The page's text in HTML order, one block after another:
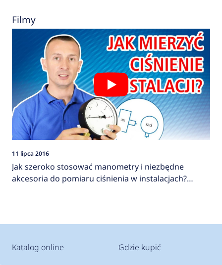
Filmy
11 lipca 2016
Jak szeroko stosować manometry i niezbędne
akcesoria do pomiaru ciśnienia w instalacjach?
Katalog online Gdzie kupić